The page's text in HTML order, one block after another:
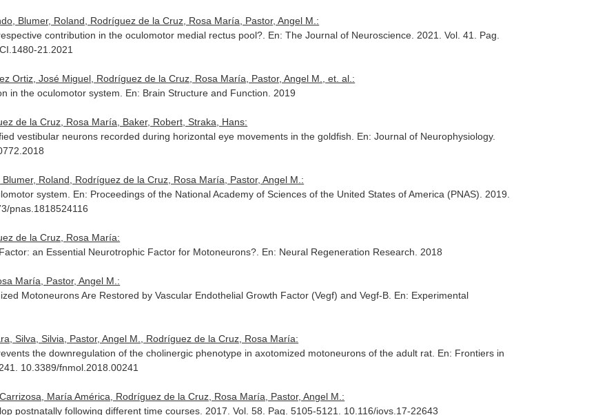
Blumer, Roland, Rodríguez de la Cruz, Rosa María, Pastor, Angel M.:
contribution in the oculomotor medial rectus pool?. En: The Journal of Neuroscience . 2021. Vol. 41. Pag.
21.2021
Ortiz, José Miguel, Rodríguez de la Cruz, Rosa María, Pastor, Angel M., et. al.:
in the oculomotor system. En: Brain Structure and Function . 2019
de la Cruz, Rosa María, Baker, Robert, Straka, Hans:
vestibular neurons recorded during horizontal eye movements in the goldfish. En: Journal of Neurophysiology.
Roland, Rodríguez de la Cruz, Rosa María, Pastor, Angel M.:
system. En: Proceedings of the National Academy of Sciences of the United States of America (PNAS) . 2019.
pnas.1818524116
de la Cruz, Rosa María:
an Essential Neurotrophic Factor for Motoneurons?. En: Neural Regeneration Research . 2018
María, Pastor, Angel M.:
Motoneurons Are Restored by Vascular Endothelial Growth Factor (Vegf) and Vegf-B. En: Experimental
Silva, Silvia, Pastor, Angel M., Rodríguez de la Cruz, Rosa María:
the downregulation of the cholinergic phenotype in axotomized motoneurons of the adult rat. En: Frontiers in
10.3389/fnmol.2018.00241
María América, Rodríguez de la Cruz, Rosa María, Pastor, Angel M.:
postnatally following different time courses. 2017. Vol. 58. Pag. 5105-5121. 10.116/iovs.17-22643